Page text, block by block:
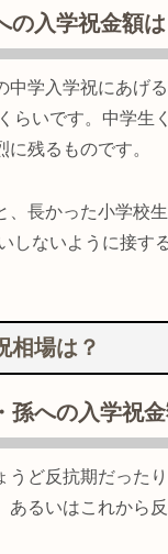
の入学祝金額は
中学入学祝にあげ
らいです。中学生
残るものです。
、長かった小学校
しないように接す
相場は？
孫への入学祝金
うど反抗期だった
あるいはこれから